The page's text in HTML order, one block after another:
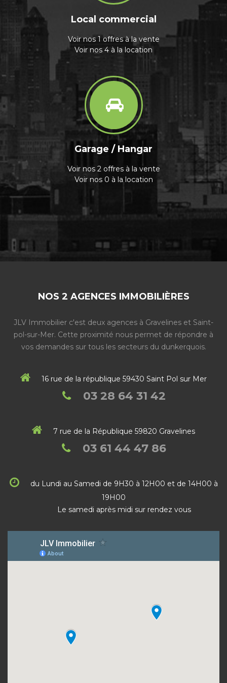
Local commercial
Voir nos 1 offres à la vente
Voir nos 4 à la location
Garage / Hangar
Voir nos 2 offres à la vente
Voir nos 0 à la location
NOS 2 AGENCES IMMOBILIÈRES
JLV Immobilier c'est deux agences à Gravelines et Saint-
pol-sur-Mer. Cette proximité nous permet de répondre à
vos demandes sur tous les secteurs du dunkerquois.
16 rue de la république 59430 Saint Pol sur Mer
03 28 64 31 42
7 rue de la République 59820 Gravelines
03 61 44 47 86
du Lundi au Samedi de 9H30 à 12H00 et de 14H00 à
19H00
Le samedi après midi sur rendez vous